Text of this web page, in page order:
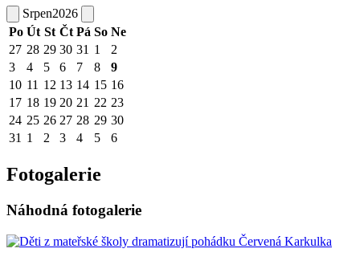
Srpen2026
Po Út St Čt Pá So Ne
27 28 29 30 31 1
2
3
4 5 6 7 8
9
10 11 12 13 14 15 16
17 18 19 20 21 22 23
24 25 26 27 28 29 30
31 1 2 3 4 5 6
Fotogalerie
Náhodná fotogalerie